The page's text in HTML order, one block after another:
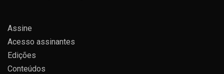
Assine
Acesso assinantes
Edições
Conteúdos